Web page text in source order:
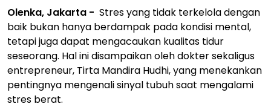
Olenka, Jakarta - Stres yang tidak terkelola dengan
baik bukan hanya berdampak pada kondisi mental,
tetapi juga dapat mengacaukan kualitas tidur
seseorang. Hal ini disampaikan oleh dokter sekaligus
entrepreneur, Tirta Mandira Hudhi, yang menekankan
pentingnya mengenali sinyal tubuh saat mengalami
stres berat.